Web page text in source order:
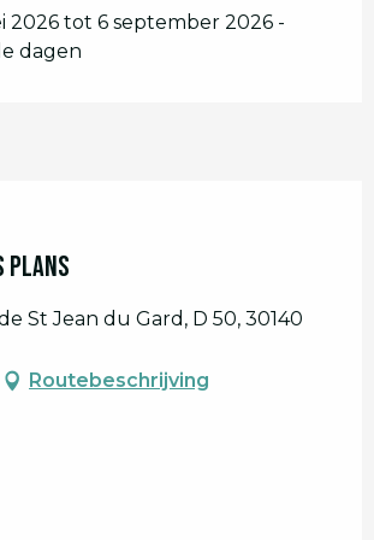
2026 tot 6 september 2026 -
dagen
Plans
St Jean du Gard, D 50, 30140
Routebeschrijving